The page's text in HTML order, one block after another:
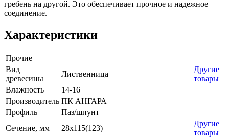
гребень на другой. Это обеспечивает прочное и надежное
соединение.
Характеристики
Прочие
Вид
древесины
Лиственница
Другие
товары
Влажность
14-16
Производитель ПК АНГАРА
Профиль
Паз/шпунт
Сечение, мм
28x115(123)
Другие
товары